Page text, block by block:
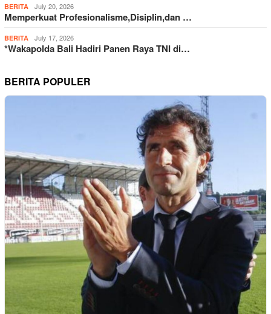
BERITA July 20, 2026
Memperkuat Profesionalisme,Disiplin,dan …
BERITA July 17, 2026
*Wakapolda Bali Hadiri Panen Raya TNI di…
BERITA POPULER